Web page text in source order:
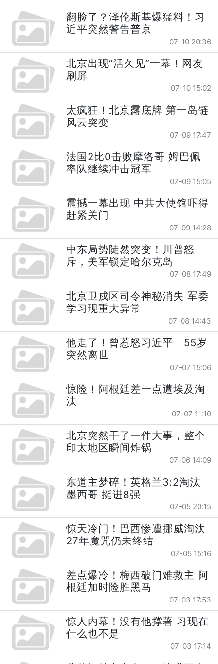
翻脸了？泽伦斯基爆猛料！习
近平突然警告普京
07-10 20:36
北京出现“活久见”一幕！网友
刷屏
07-10 15:02
太疯狂！北京露底牌 第一岛链
风云突变
07-09 17:47
法国2比0击败摩洛哥 姆巴佩
率队继续冲击冠军
07-09 15:05
震撼一幕出现 中共大使馆吓得
赶紧关门
07-09 14:28
中东局势陡然突变！川普怒
斥，美军锁定哈尔克岛
07-08 17:49
北京卫戍区司令神秘消失 军委
学习现重大异常
07-08 14:43
他走了！曾惹怒习近平 55岁
突然离世
07-07 15:06
惊险！阿根廷差一点遭埃及淘
汰
07-07 11:10
北京突然干了一件大事，整个
印太地区瞬间炸锅
07-06 14:09
东道主梦碎！英格兰3:2淘汰
墨西哥 挺进8强
07-05 20:15
惊天冷门！巴西惨遭挪威淘汰
27年魔咒仍未终结
07-05 15:16
差点爆冷！梅西破门难救主 阿
根廷加时险胜黑马
07-03 17:53
惊人内幕！没有他撑著 习现在
什么也不是
07-03 17:14